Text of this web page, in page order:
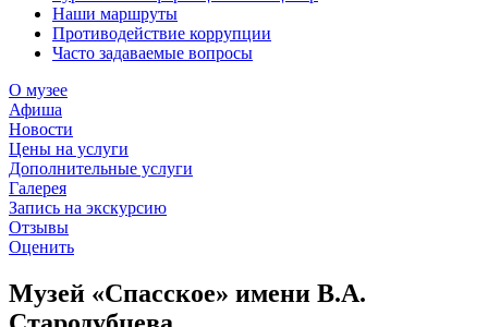
Наши маршруты
Противодействие коррупции
Часто задаваемые вопросы
О музее
Афиша
Новости
Цены на услуги
Дополнительные услуги
Галерея
Запись на экскурсию
Отзывы
Оценить
Музей «Спасское» имени В.А.